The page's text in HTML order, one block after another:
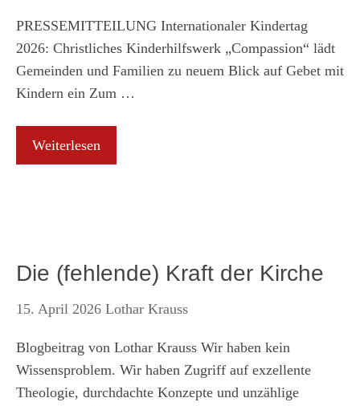
PRESSEMITTEILUNG Internationaler Kindertag
2026: Christliches Kinderhilfswerk „Compassion“ lädt
Gemeinden und Familien zu neuem Blick auf Gebet mit
Kindern ein Zum …
Weiterlesen
Die (fehlende) Kraft der Kirche
15. April 2026 Lothar Krauss
Blogbeitrag von Lothar Krauss Wir haben kein
Wissensproblem. Wir haben Zugriff auf exzellente
Theologie, durchdachte Konzepte und unzählige